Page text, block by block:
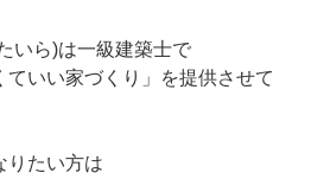
ら)は一級建築士で
いい家づくり」を提供させて
りたい方は